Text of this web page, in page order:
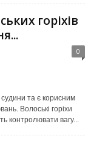
горіхів
0
та є корисним
Волоські горіхи
контролювати вагу...